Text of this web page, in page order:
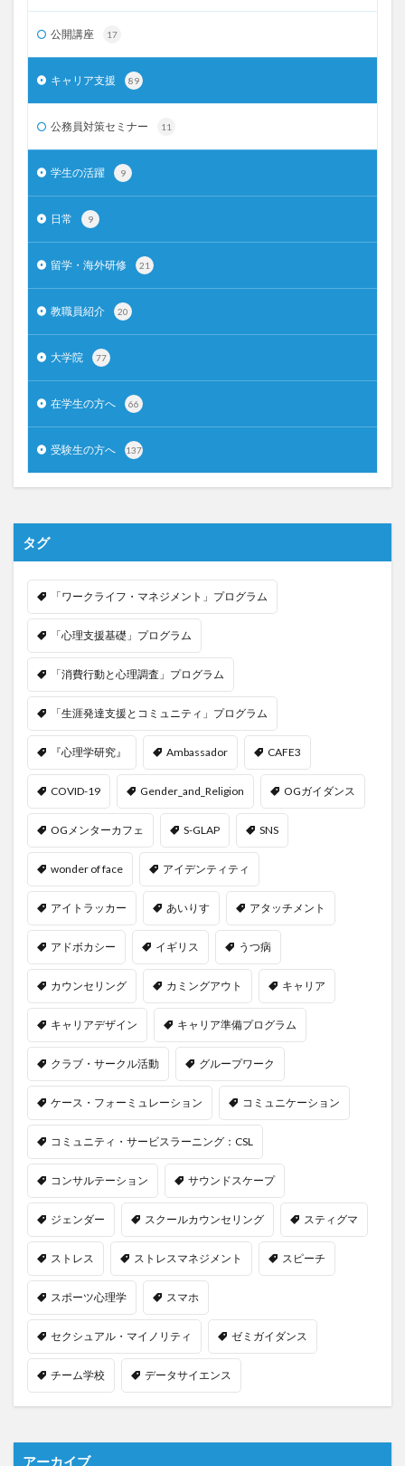
公開講座 17
キャリア支援 89
公務員対策セミナー 11
学生の活躍 9
日常 9
留学・海外研修 21
教職員紹介 20
大学院 77
在学生の方へ 66
受験生の方へ 137
タグ
「ワークライフ・マネジメント」プログラム
「心理支援基礎」プログラム
「消費行動と心理調査」プログラム
「生涯発達支援とコミュニティ」プログラム
『心理学研究』 Ambassador CAFE3
COVID-19 Gender_and_Religion OGガイダンス
OGメンターカフェ S-GLAP SNS
wonder of face アイデンティティ
アイトラッカー あいりす アタッチメント
アドボカシー イギリス うつ病
カウンセリング カミングアウト キャリア
キャリアデザイン キャリア準備プログラム
クラブ・サークル活動 グループワーク
ケース・フォーミュレーション コミュニケーション
コミュニティ・サービスラーニング：CSL
コンサルテーション サウンドスケープ
ジェンダー スクールカウンセリング スティグマ
ストレス ストレスマネジメント スピーチ
スポーツ心理学 スマホ
セクシュアル・マイノリティ ゼミガイダンス
チーム学校 データサイエンス
アーカイブ